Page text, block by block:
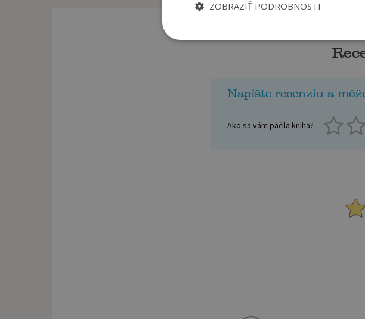
Napíšte recenziu a
Ako sa vám páčila kniha?
ZOBRAZIŤ PODROBNOSTI